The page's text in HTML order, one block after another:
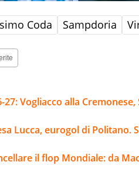
Coda Sampdoria
Vogliacco alla Cremonese,
Lucca, eurogol di Politano.
il flop Mondiale: da